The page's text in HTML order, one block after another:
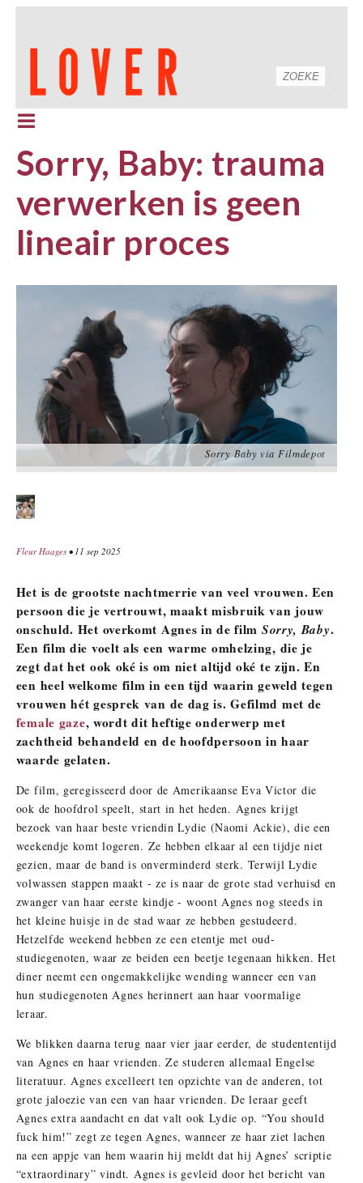
Sorry, Baby: trauma
verwerken is geen
lineair proces
Sorry Baby via Filmdepot
Fleur Haages• 11 sep 2025
Het is de grootste nachtmerrie van veel vrouwen. Een
persoon die je vertrouwt, maakt misbruik van jouw
onschuld. Het overkomt Agnes in de film Sorry, Baby.
Een film die voelt als een warme omhelzing, die je
zegt dat het ook oké is om niet altijd oké te zijn. En
een heel welkome film in een tijd waarin geweld tegen
vrouwen hét gesprek van de dag is. Gefilmd met de
female gaze, wordt dit heftige onderwerp met
zachtheid behandeld en de hoofdpersoon in haar
waarde gelaten.
De film, geregisseerd door de Amerikaanse Eva Victor die
ook de hoofdrol speelt, start in het heden. Agnes krijgt
bezoek van haar beste vriendin Lydie (Naomi Ackie), die een
weekendje komt logeren. Ze hebben elkaar al een tijdje niet
gezien, maar de band is onverminderd sterk. Terwijl Lydie
volwassen stappen maakt - ze is naar de grote stad verhuisd en
zwanger van haar eerste kindje - woont Agnes nog steeds in
het kleine huisje in de stad waar ze hebben gestudeerd.
Hetzelfde weekend hebben ze een etentje met oud-
studiegenoten, waar ze beiden een beetje tegenaan hikken. Het
diner neemt een ongemakkelijke wending wanneer een van
hun studiegenoten Agnes herinnert aan haar voormalige
leraar.
We blikken daarna terug naar vier jaar eerder, de studententijd
van Agnes en haar vrienden. Ze studeren allemaal Engelse
literatuur. Agnes excelleert ten opzichte van de anderen, tot
grote jaloezie van een van haar vrienden. De leraar geeft
Agnes extra aandacht en dat valt ook Lydie op. “You should
fuck him!” zegt ze tegen Agnes, wanneer ze haar ziet lachen
na een appje van hem waarin hij meldt dat hij Agnes’ scriptie
“extraordinary” vindt. Agnes is gevleid door het bericht van